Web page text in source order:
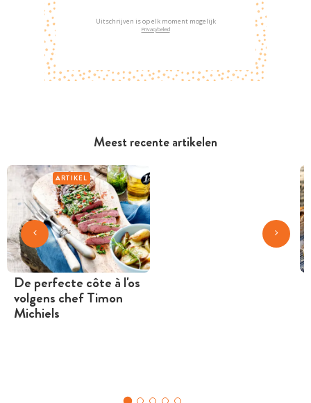
Meest recente artikelen
ARTIKEL
De perfecte côte à l'os
volgens chef Timon
Michiels
Uitschrijven is op elk moment mogelijk
Privacybeleid